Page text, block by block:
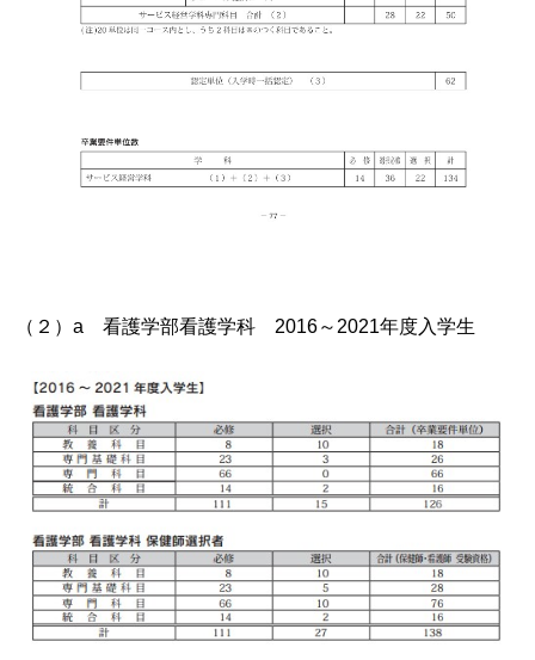
（２）a 看護学部看護学科 2016～2021年度入学生